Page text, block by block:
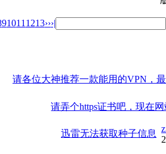
91011 1213›››|
请各位大神推荐一款能用的VPN，
请弄个https证书吧，现在
迅雷无法获取种子信息